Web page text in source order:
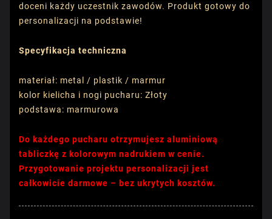
doceni każdy uczestnik zawodów. Produkt gotowy do
personalizacji na podstawie!
Specyfikacja techniczna
materiał: metal / plastik / marmur
kolor kielicha i nogi pucharu: Złoty
podstawa: marmurowa
Do każdego pucharu otrzymujesz aluminiową
tabliczkę z kolorowym nadrukiem w cenie.
Przygotowanie projektu personalizacji jest
całkowicie darmowe – bez ukrytych kosztów.